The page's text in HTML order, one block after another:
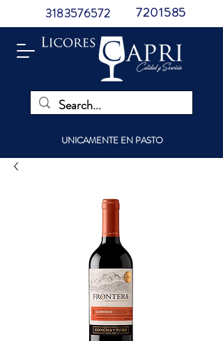
UNICAMENTE EN PASTO
3183576572 7201585